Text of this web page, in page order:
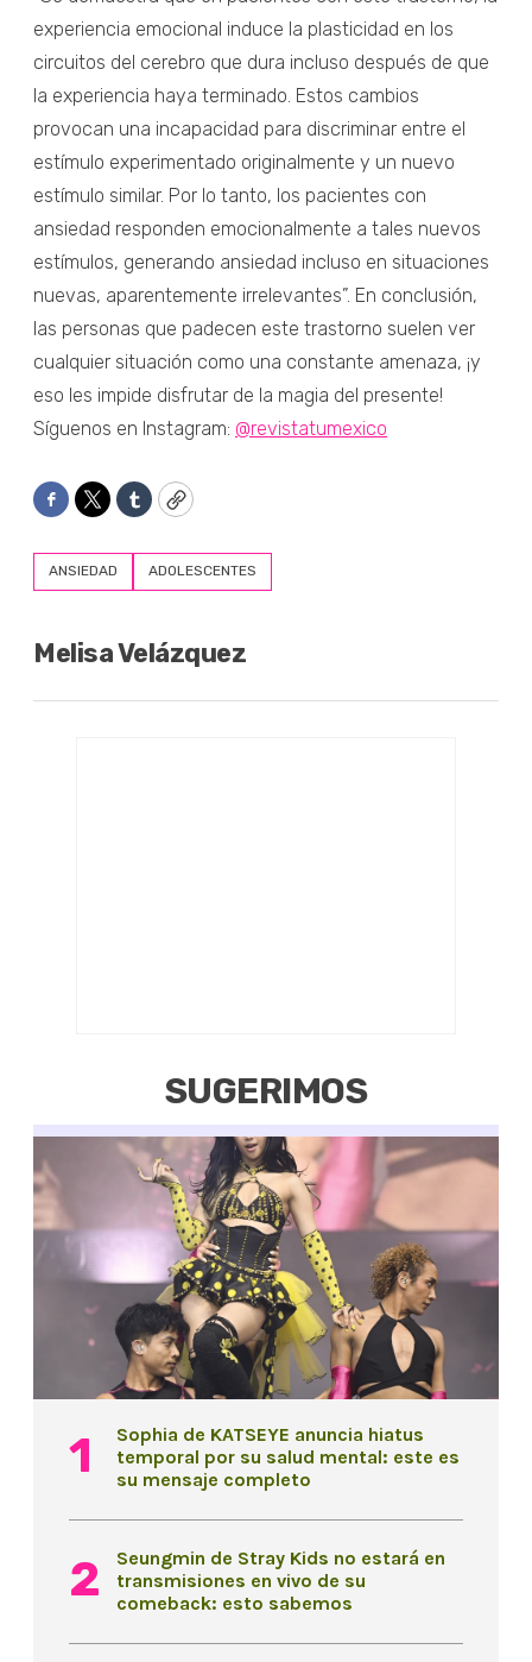
experiencia emocional induce la plasticidad en los
circuitos del cerebro que dura incluso después de que
la experiencia haya terminado. Estos cambios
provocan una incapacidad para discriminar entre el
estímulo experimentado originalmente y un nuevo
estímulo similar. Por lo tanto, los pacientes con
ansiedad responden emocionalmente a tales nuevos
estímulos, generando ansiedad incluso en situaciones
nuevas, aparentemente irrelevantes”. En conclusión,
las personas que padecen este trastorno suelen ver
cualquier situación como una constante amenaza, ¡y
eso les impide disfrutar de la magia del presente!
Síguenos en Instagram: @revistatumexico
Facebook
TwitterTumblrCopy
ANSIEDAD ADOLESCENTES
Melisa Velázquez
SUGERIMOS
Sophia de KATSEYE anuncia hiatus
temporal por su salud mental: este es
su mensaje completo
Seungmin de Stray Kids no estará en
transmisiones en vivo de su
comeback: esto sabemos